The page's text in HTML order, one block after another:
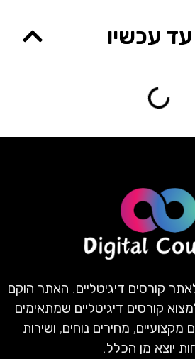
עכשיו
קורסים דיגיטליים. האתר הוקם
קורסים דיגיטליים שמתאימים
מחירים נוחים, ושירות
יוצא מן הכלל.